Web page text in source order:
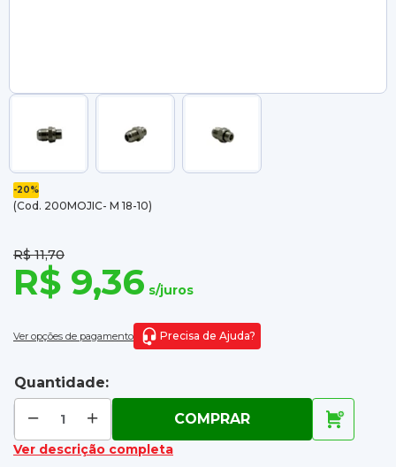
-20%
(Cod. 200MOJIC- M 18-10)
R$ 11,70
R$ 9,36 s/juros
Ver opções de pagamento Precisa de Ajuda?
Quantidade:
COMPRAR
Ver descrição completa